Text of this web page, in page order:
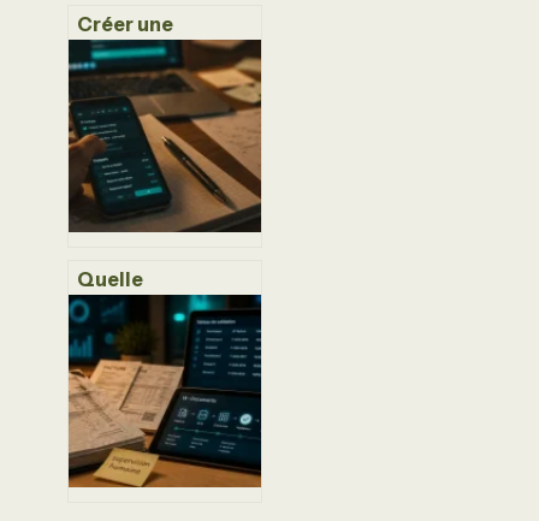
Créer une
intelligence
artificielle : 5
étapes clés et 10
000 données
pour réussir
Quelle
application pour
s’organiser ? 5
solutions
concrètes et leurs
fonctions clés